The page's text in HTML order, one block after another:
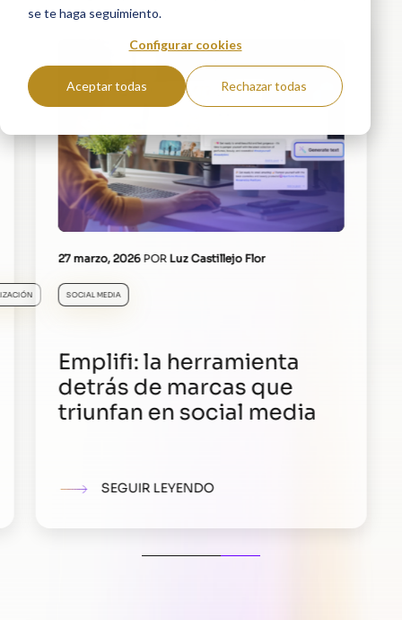
se te haga seguimiento.
Configurar cookies
Aceptar todas Rechazar todas
27 marzo, 2026POR Luz Castillejo Flor
SOCIAL MEDIA
Emplifi: la herramienta
detrás de marcas que
triunfan en social media
SEGUIR LEYENDO